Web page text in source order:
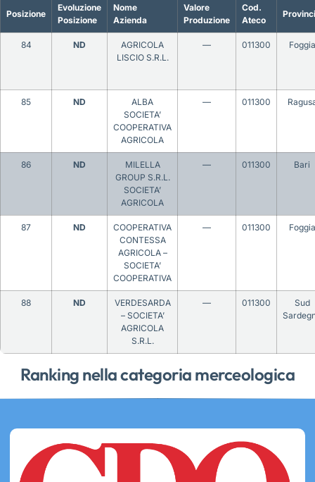
Ranking nella categoria merceologica
Posizione
Evoluzione
Posizione
Nome
Azienda
Valore
Produzione
Cod.
Ateco
84 ND
AGRICOLA
LISCIO S.R.L.
— 011300 Foggia
85 ND
ALBA
SOCIETA’
COOPERATIVA
AGRICOLA
— 011300
86 ND
MILELLA
GROUP S.R.L.
SOCIETA’
AGRICOLA
— 011300 Bari
87 ND
COOPERATIVA
CONTESSA
AGRICOLA –
SOCIETA’
COOPERATIVA
— 011300 Foggia
88 ND
VERDESARDA
– SOCIETA’
AGRICOLA
S.R.L.
— 011300
Sud